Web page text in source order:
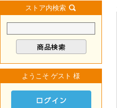
ストア内検索
ようこそ ゲスト 様